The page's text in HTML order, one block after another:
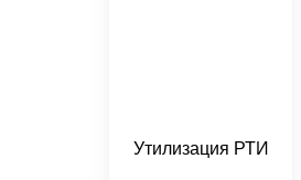
Утилизация РТИ